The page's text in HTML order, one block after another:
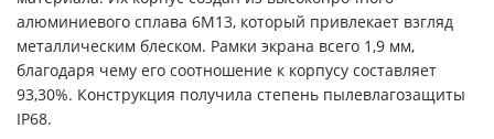
алюминиевого сплава 6М13, который привлекает взгляд
металлическим блеском. Рамки экрана всего 1,9 мм,
благодаря чему его соотношение к корпусу составляет
93,30%. Конструкция получила степень пылевлагозащиты
IP68.